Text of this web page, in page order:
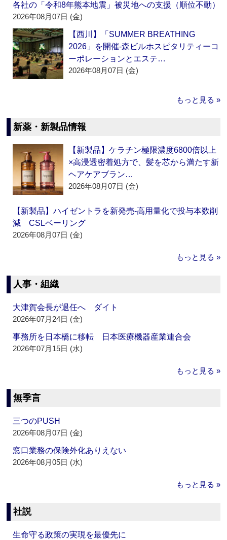
各社の「令和8年熊本地震」被災地への支援（順位不動）
2026年08月07日 (金)
【西川】「SUMMER BREATHING
2026」を開催‐森ビルホスピタリティーコ
ーポレーションとエステ…
2026年08月07日 (金)
もっと見る »
新薬・新製品情報
【新製品】ケラチン極限濃度6800倍以上
×高浸透密着処方で、髪を芯から満たす新
ヘアケアブラン…
2026年08月07日 (金)
【新製品】ハイゼントラを新発売‐高用量化で投与本数削
減 CSLベーリング
2026年08月07日 (金)
もっと見る »
人事・組織
大津賀会長が退任へ ダイト
2026年07月24日 (金)
事務所を日本橋に移転 日本医療機器産業連合会
2026年07月15日 (水)
もっと見る »
無季言
三つのPUSH
2026年08月07日 (金)
窓口業務の保険外化ありえない
2026年08月05日 (水)
もっと見る »
社説
生命守る政策の実現を最優先に